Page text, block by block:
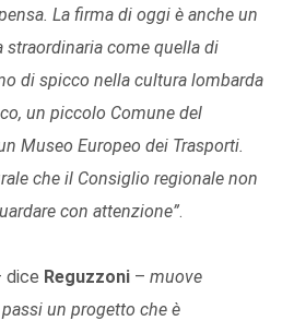
La firma di oggi è anche un
straordinaria come quella di
di spicco nella cultura lombarda
un piccolo Comune del
Museo Europeo dei Trasporti.
che il Consiglio regionale non
con attenzione”.
dice Reguzzoni – muove
un progetto che è